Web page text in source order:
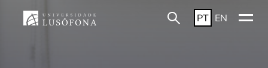
PT EN